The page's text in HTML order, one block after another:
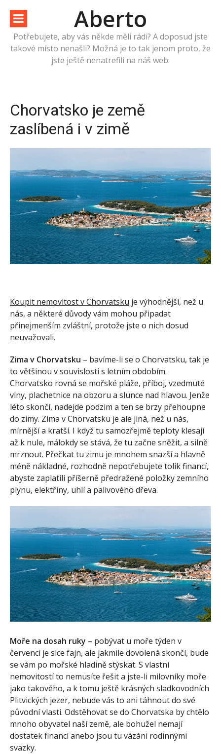
obsah
Aberto
Potřebujete, aby vás někde měli rádi? A doposud jste
takové místo nenašli? Možná je to tak jenom proto, že
jste ještě nenatrefili na náš web.
Chorvatsko je země
zaslíbená i v zimě
Koupit nemovitost v Chorvatsku je výhodnější, než u
nás, a některé důvody vám mohou připadat
přinejmenším zvláštní, protože jste o nich dosud
neuvažovali.
Zima v Chorvatsku – bavíme-li se o Chorvatsku, tak je
to většinou v souvislosti s letním obdobím.
Chorvatsko rovná se mořské pláže, příboj, vzedmuté
vlny, plachetnice na obzoru a slunce nad hlavou. Jenže
léto skončí, nadejde podzim a ten se brzy přehoupne
do zimy. Zima v Chorvatsku je ale jiná, než u nás,
mírnější a kratší. I když tu samozřejmě teploty klesají
až k nule, málokdy se stává, že tu začne sněžit, a silně
mrznout. Přečkat tu zimu je mnohem snazší a hlavně
méně nákladné, rozhodně nepotřebujete tolik financí,
abyste zaplatili příšerně předražené položky zemního
plynu, elektřiny, uhlí a palivového dřeva.
Moře na dosah ruky – pobývat u moře týden v
červenci je sice fajn, ale jakmile dovolená skončí, bude
se vám po mořské hladině stýskat. S vlastní
nemovitostí to nemusíte řešit a jste-li milovníky moře
jako takového, a k tomu ještě krásných sladkovodních
Plitvických jezer, nebude vás to ani táhnout do své
původní vlasti. Odstěhovat se do Chorvatska by chtělo
mnoho obyvatel naší země, ale bohužel nemají
dostatek financí anebo jsou tu vázáni rodinnými
svazky.